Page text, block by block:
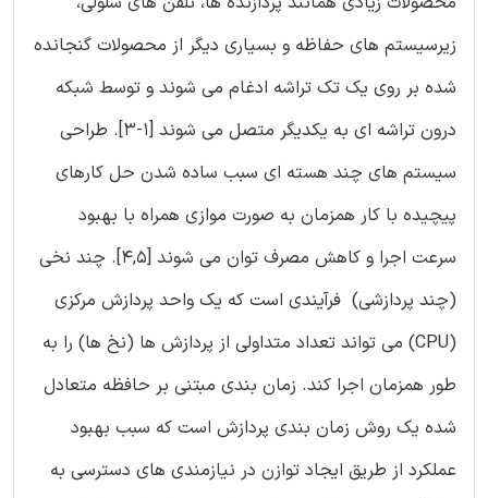
زیرسیستم های حفاظه و بسیاری دیگر از محصولات گنجانده
شده بر روی یک تک تراشه ادغام می شوند و توسط شبکه
درون تراشه ای به یکدیگر متصل می شوند [1-3]. طراحی
سیستم های چند هسته ای سبب ساده شدن حل کارهای
پیچیده با کار همزمان به صورت موازی همراه با بهبود
سرعت اجرا و کاهش مصرف توان می شوند [4,5]. چند نخی
(چند پردازشی) فرآیندی است که یک واحد پردازش مرکزی
(CPU) می تواند تعداد متداولی از پردازش ها (نخ ها) را به
طور همزمان اجرا کند. زمان بندی مبتنی بر حافظه متعادل
شده یک روش زمان بندی پردازش است که سبب بهبود
عملکرد از طریق ایجاد توازن در نیازمندی های دسترسی به